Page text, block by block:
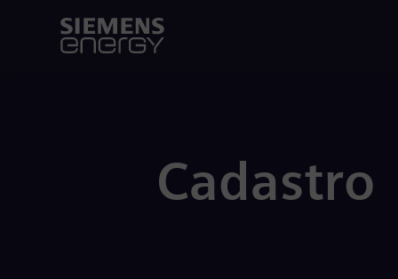
Cadastro